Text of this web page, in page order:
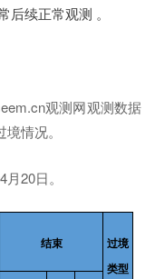
后续正常观测 。
观测网观测数据
情况。
20日。
结束
过境
类型